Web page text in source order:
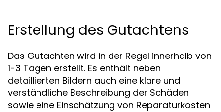
Erstellung des Gutachtens
Das Gutachten wird in der Regel innerhalb von
1-3 Tagen erstellt. Es enthält neben
detaillierten Bildern auch eine klare und
verständliche Beschreibung der Schäden
sowie eine Einschätzung von Reparaturkosten